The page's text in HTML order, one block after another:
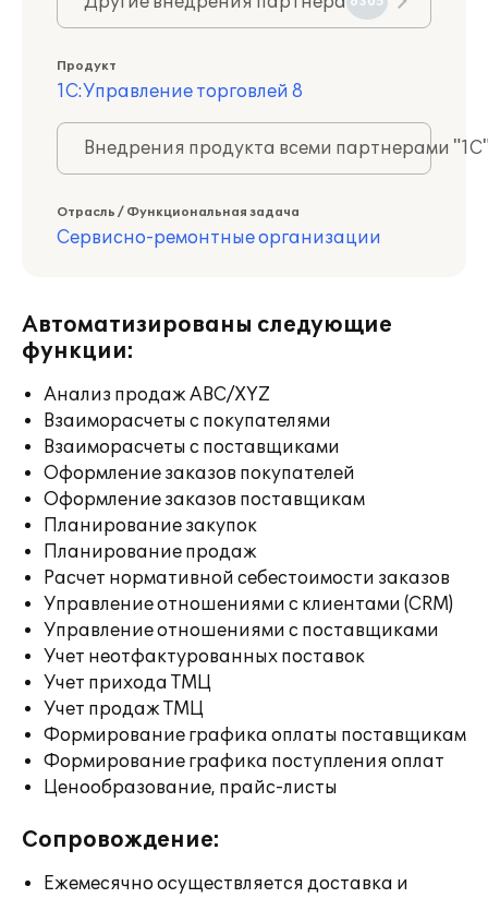
Продукт
1С:Управление торговлей 8
Внедрения продукта всеми партнерами
Отрасль / Функциональная задача
Сервисно-ремонтные организации
Автоматизированы следующие
функции:
Анализ продаж ABC/XYZ
Взаиморасчеты с покупателями
Взаиморасчеты с поставщиками
Оформление заказов покупателей
Оформление заказов поставщикам
Планирование закупок
Планирование продаж
Расчет нормативной себестоимости заказов
Управление отношениями с клиентами (CRM)
Управление отношениями с поставщиками
Учет неотфактурованных поставок
Учет прихода ТМЦ
Учет продаж ТМЦ
Формирование графика оплаты поставщикам
Формирование графика поступления оплат
Ценообразование, прайс-листы
Сопровождение:
Ежемесячно осуществляется доставка и